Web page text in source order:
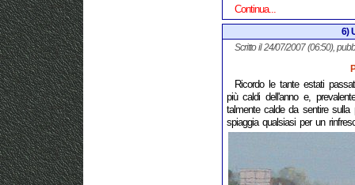
Continua...
6)
Scritto il 24/07/2007 (06:50),
Ricordo le tante estati
più caldi dell'anno e,
talmente calde da sentire
spiaggia qualsiasi per un